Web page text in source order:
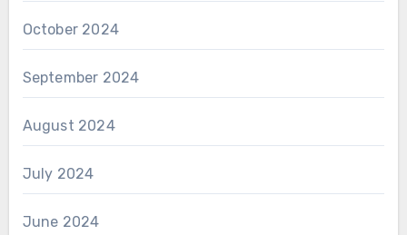
October 2024
September 2024
August 2024
July 2024
June 2024